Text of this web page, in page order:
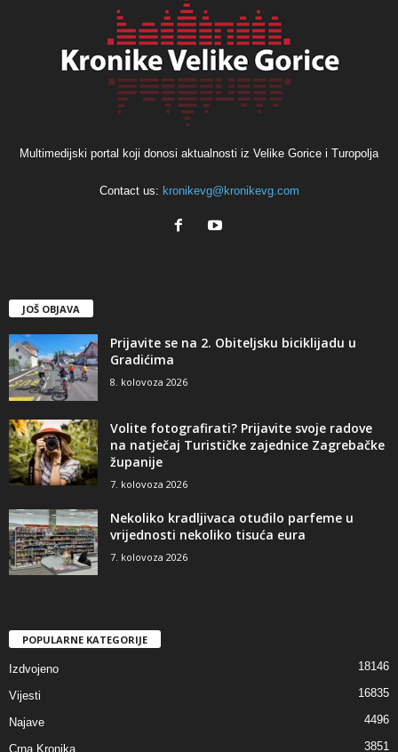
Multimedijski portal koji donosi aktualnosti iz Velike Gorice i Turopolja
Contact us: kronikevg@kronikevg.com
JOŠ OBJAVA
Prijavite se na 2. Obiteljsku biciklijadu u
Gradićima
8. kolovoza 2026
Volite fotografirati? Prijavite svoje radove
na natječaj Turističke zajednice Zagrebačke
županije
7. kolovoza 2026
Nekoliko kradljivaca otuđilo parfeme u
vrijednosti nekoliko tisuća eura
7. kolovoza 2026
POPULARNE KATEGORIJE
Izdvojeno 18146
Vijesti 16835
Najave 4496
Crna Kronika 3851